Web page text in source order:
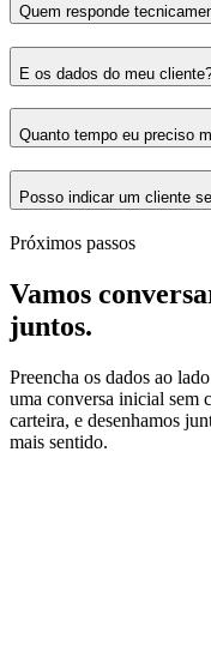
Quem responde
E os dados do meu
Quanto tempo eu preciso
Posso indicar um cliente
Próximos passos
Vamos
juntos.
Preencha os dados ao
uma conversa inicial sem
carteira, e desenhamos
mais sentido.